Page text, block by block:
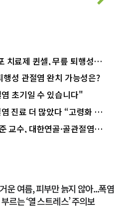
치료제 퀸셀, 무릎 퇴행성관
연다성 관절염 완치 가능성은?
초기일 수 있습니다"
진료 더 많았다 “고령화 여
교수, 대한연골·골관절염학
운 여름, 피부만 늙지 않아...폭염
르는 ‘열 스트레스’ 주의보